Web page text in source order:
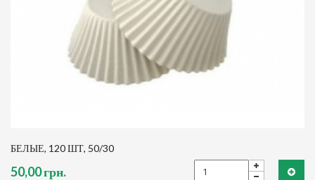
БЕЛЫЕ, 120 ШТ, 50/30
50,00 грн.